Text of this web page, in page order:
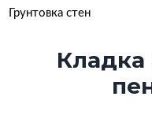
Грунтовка стен
Кладка